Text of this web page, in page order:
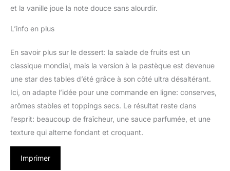
et la vanille joue la note douce sans alourdir.
L’info en plus
En savoir plus sur le dessert: la salade de fruits est un
classique mondial, mais la version à la pastèque est devenue
une star des tables d’été grâce à son côté ultra désaltérant.
Ici, on adapte l’idée pour une commande en ligne: conserves,
arômes stables et toppings secs. Le résultat reste dans
l’esprit: beaucoup de fraîcheur, une sauce parfumée, et une
texture qui alterne fondant et croquant.
Imprimer